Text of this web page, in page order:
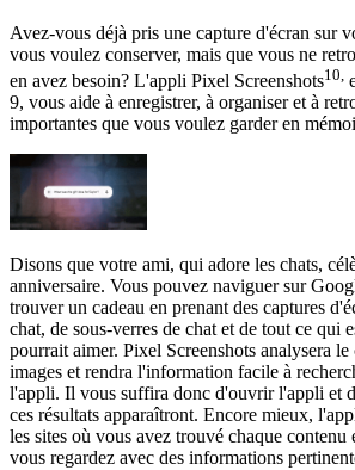
Avez-vous déjà pris une capture d'écran sur
vous voulez conserver, mais que vous ne
en avez besoin? L'appli Pixel Screenshots10,
9, vous aide à enregistrer, à organiser et à
importantes que vous voulez garder en
Disons que votre ami, qui adore les chats,
anniversaire. Vous pouvez naviguer sur
trouver un cadeau en prenant des captures
chat, de sous-verres de chat et de tout ce qui
pourrait aimer. Pixel Screenshots analysera le
images et rendra l'information facile à
l'appli. Il vous suffira donc d'ouvrir l'appli et
ces résultats apparaîtront. Encore mieux,
les sites où vous avez trouvé chaque contenu
vous regardez avec des informations